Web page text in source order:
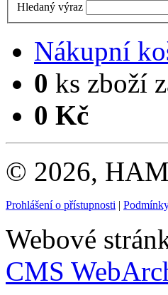
Hledaný výraz
Nákupní
0 ks zboží
0 Kč
© 2026,
Prohlášení o přístupnosti |
Webové
CMS